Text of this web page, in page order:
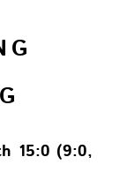
15:0 (9:0,